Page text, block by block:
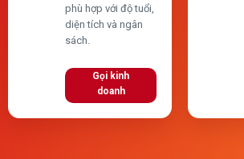
phù hợp với độ tuổi,
diện tích và ngân
sách.
Gọi kinh
doanh